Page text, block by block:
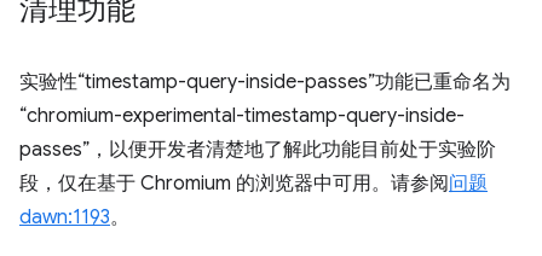
清理功能
实验性“timestamp-query-inside-passes”功能已重命名为
“chromium-experimental-timestamp-query-inside-
passes”，以便开发者清楚地了解此功能目前处于实验阶
段，仅在基于 Chromium 的浏览器中可用。请参阅问题
dawn:1193。